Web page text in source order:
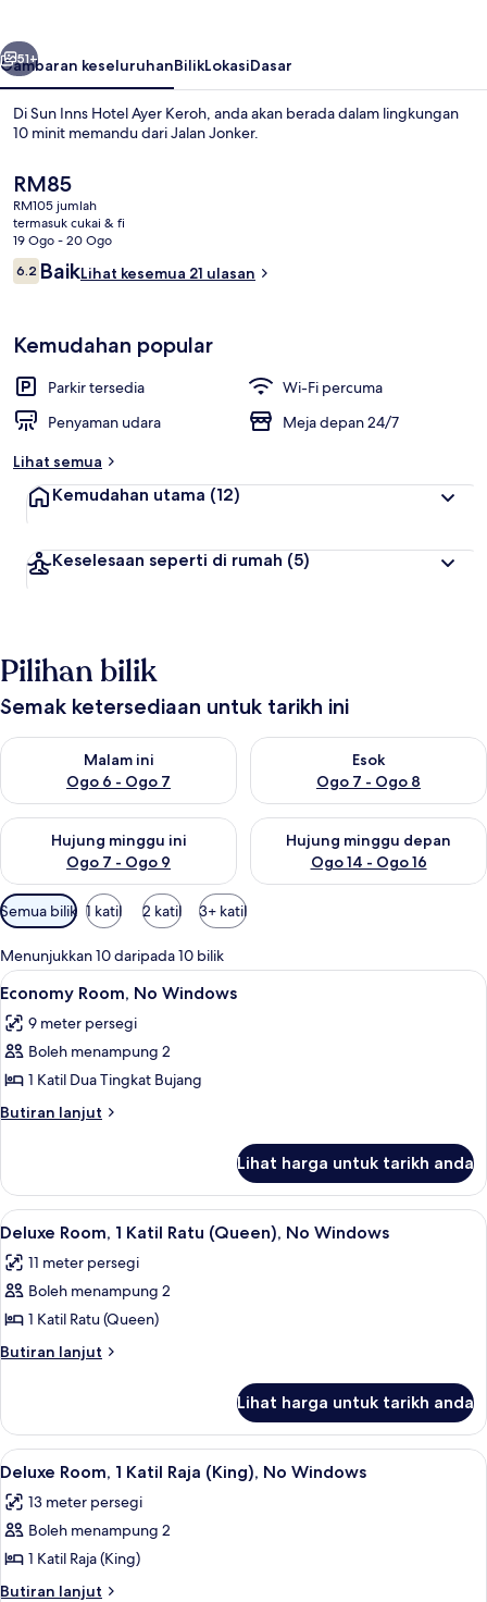
Seterusnya
51+
Gambaran keseluruhanBilikLokasiDasar
Di Sun Inns Hotel Ayer Keroh, anda akan berada dalam lingkungan
10 minit memandu dari Jalan Jonker.
Harga
semasa
ialah
RM85
RM85
RM105 jumlah
termasuk cukai & fi
19 Ogo - 20 Ogo
Ulasan
6.26.2 daripada 10
BaikLihat kesemua 21 ulasan
Kemudahan popular
Parkir tersedia
Wi-Fi percuma
Penyaman udara
Meja depan 24/7
Lihat semua
Kemudahan utama (12)
Keselesaan seperti di rumah (5)
Pilihan bilik
Semak ketersediaan untuk tarikh ini
Malam ini
Ogo 6 - Ogo 7
Semak ketersediaan untuk malam ini Ogo 6 - Ogo 7
Esok
Ogo 7 - Ogo 8
Semak ketersediaan untuk
Hujung minggu ini
Ogo 7 - Ogo 9
Semak ketersediaan untuk hujung minggu ini Ogo 7 - Ogo 9
Hujung minggu depan
Ogo 14 - Ogo 16
Semak ketersediaan untuk
Penapis
yang
tersedia
untuk
bilik
Semua bilik 1 katil 2 katil 3+ katil
Menunjukkan 10 daripada 10 bilik
Lihat
semua
foto
untuk
Economy
Room,
1 bilik tidur, meja, kalis bunyi,
4
Economy Room, No Windows
9 meter persegi
Boleh menampung 2
1 Katil Dua Tingkat Bujang
Butiran lanjut
Butiran
Room,
No
Windows
Lihat harga untuk tarikh anda
Lihat
semua
foto
untuk
Deluxe
Room,
Ratu
(Queen),
No
Windows
1 bilik tidur, meja, kalis bunyi,
5
Deluxe Room, 1 Katil Ratu (Queen), No Windows
11 meter persegi
Boleh menampung 2
1 Katil Ratu (Queen)
Butiran lanjut
Butiran
Room,
Katil
(Queen),
No
Lihat harga untuk tarikh anda
Lihat
semua
foto
untuk
Deluxe
Room,
1 bilik tidur, meja, kalis bunyi,
5
Deluxe Room, 1 Katil Raja (King), No Windows
13 meter persegi
Boleh menampung 2
1 Katil Raja (King)
Butiran lanjut
Butiran